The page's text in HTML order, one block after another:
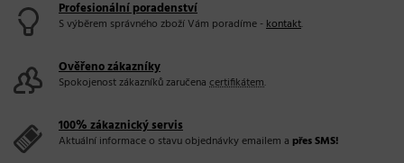
Profesionální poradenství
S výběrem správného zboží Vám poradíme -kontakt.
Ověřeno zákazníky
Spokojenost zákazníků zaručena certifikátem.
100% zákaznický servis
Aktuální informace o stavu objednávky emailem a přes SMS!